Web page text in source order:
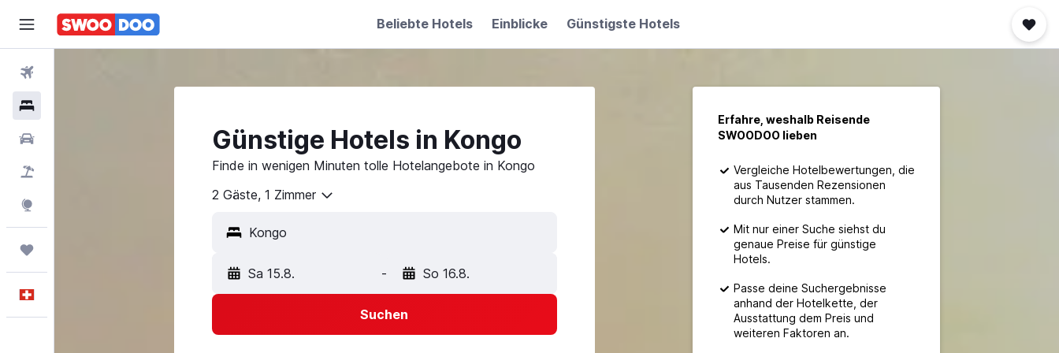
Beliebte Hotels Einblicke Günstigste Hotels
Günstige Hotels in Kongo
Finde in wenigen Minuten tolle Hotelangebote in Kongo
2 Gäste, 1 Zimmer
Sa 15.8. - So 16.8.
Suchen
Erfahre, weshalb Reisende
SWOODOO lieben
Vergleiche Hotelbewertungen, die
aus Tausenden Rezensionen
durch Nutzer stammen.
Mit nur einer Suche siehst du
genaue Preise für günstige
Hotels.
Passe deine Suchergebnisse
anhand der Hotelkette, der
Ausstattung dem Preis und
weiteren Faktoren an.